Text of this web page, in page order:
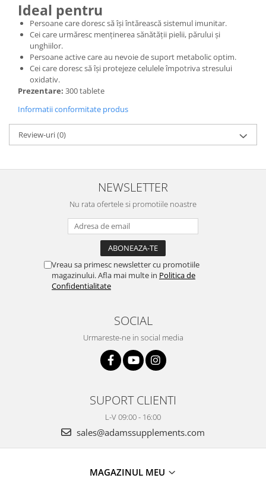
Ideal pentru
Persoane care doresc să își întărească sistemul imunitar.
Cei care urmăresc menținerea sănătății pielii, părului și
unghiilor.
Persoane active care au nevoie de suport metabolic optim.
Cei care doresc să își protejeze celulele împotriva stresului
oxidativ.
Prezentare: 300 tablete
Informatii conformitate produs
Review-uri(0)
NEWSLETTER
Nu rata ofertele si promotiile noastre
Vreau sa primesc newsletter cu promotiile
magazinului. Afla mai multe in Politica de
Confidentialitate
SOCIAL
Urmareste-ne in social media
SUPORT CLIENTI
L-V 09:00 - 16:00
sales@adamssupplements.com
MAGAZINUL MEU